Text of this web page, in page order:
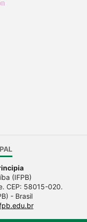
(IFPB)
CEP: 58015-020.
- Brasil